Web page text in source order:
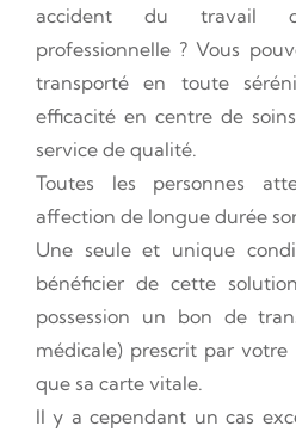
accident du travail
professionnelle ? Vous
transporté en toute
efficacité en centre de
service de qualité.
Toutes les personnes
affection de longue durée
Une seule et unique
bénéficier de cette
possession un bon de
médicale) prescrit par
que sa carte vitale.
Il y a cependant un cas